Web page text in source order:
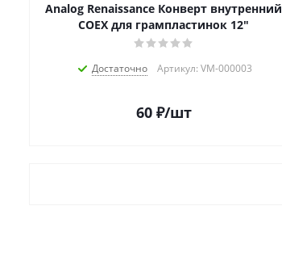
Analog Renaissance Конверт внутренний
COEX для грампластинок 12"
Достаточно Артикул: VM-000003
60₽/шт